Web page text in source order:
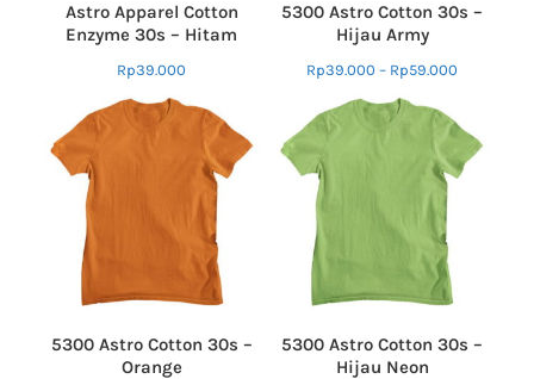
Astro Apparel Cotton
Enzyme 30s – Hitam
Rp39.000
5300 Astro Cotton 30s –
Hijau Army
Rp39.000 – Rp59.000
5300 Astro Cotton 30s –
Orange
5300 Astro Cotton 30s –
Hijau Neon